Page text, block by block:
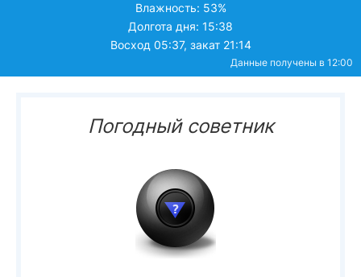
Влажность: 53%
Долгота дня: 15:38
Восход 05:37, закат 21:14
Данные получены в 12:00
Погодный советник